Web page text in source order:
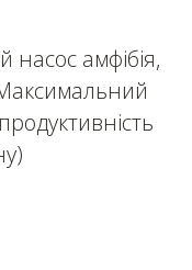
амфібія,